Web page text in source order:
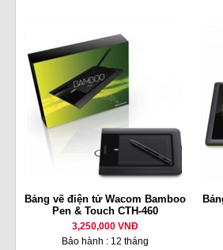
Bảng vẽ điện tử Wacom Bamboo
Pen & Touch CTH-460
3,250,000 VNĐ
Bảo hành : 12 tháng